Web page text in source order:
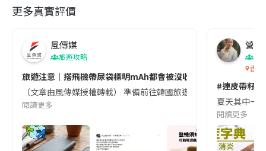
更多真實評價
風傳媒
旅遊攻略
旅遊注意｜搭飛機帶尿袋標明mAh都會被沒收😱出發前切記檢查
（文章由風傳媒授權轉載） 準備前往韓國旅遊的民眾，近期要
閱讀更多
營養
香港
#連皮帶籽
夏天其中一
閱讀更多